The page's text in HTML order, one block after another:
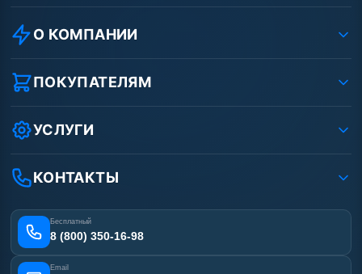
О КОМПАНИИ
О компании
Реквизиты ООО «Шоп АВД»
Защита данных клиента
Условия соглашения
Вакансии
Статьи
ПОКУПАТЕЛЯМ
Как заказать?
Оплата
Доставка
Лизинг
Получить скидку
УСЛУГИ
Услуги
Аренда АВД
Ремонт АВД
Сертификаты
Наши работы
КОНТАКТЫ
Бесплатный
8 (800) 350-16-98
Email